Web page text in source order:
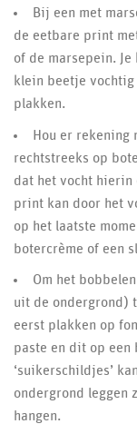
Bij een met
de eetbare print
of de marsepein.
klein beetje
plakken.
Hou er
rechtstreeks op
dat het vocht hierin
print kan door het
op het laatste
botercrème of een
Om het
uit de ondergrond)
eerst plakken op
paste en dit op een
‘suikerschildjes’
ondergrond leggen
hangen.